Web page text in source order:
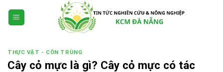
THỰC VẬT - CÔN TRÙNG
Cây cỏ mực là gì? Cây cỏ mực có tác